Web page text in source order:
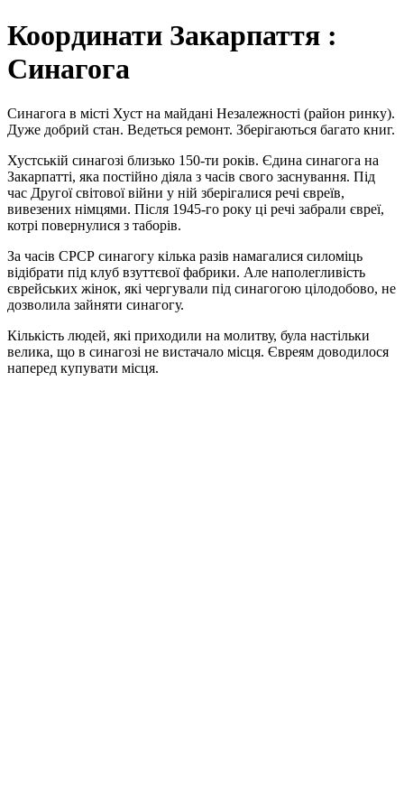
Координати Закарпаття :
Синагога
Синагога в місті Хуст на майдані Незалежності (район ринку).
Дуже добрий стан. Ведеться ремонт. Зберігаються багато книг.
Хустській синагозі близько 150-ти років. Єдина синагога на
Закарпатті, яка постійно діяла з часів свого заснування. Під
час Другої світової війни у ній зберігалися речі євреїв,
вивезених німцями. Після 1945-го року ці речі забрали євреї,
котрі повернулися з таборів.
За часів СРСР синагогу кілька разів намагалися силоміць
відібрати під клуб взуттєвої фабрики. Але наполегливість
єврейських жінок, які чергували під синагогою цілодобово, не
дозволила зайняти синагогу.
Кількість людей, які приходили на молитву, була настільки
велика, що в синагозі не вистачало місця. Євреям доводилося
наперед купувати місця.